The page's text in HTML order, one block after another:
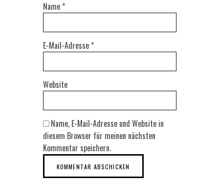
Name *
E-Mail-Adresse *
Website
Name, E-Mail-Adresse und Website in
diesem Browser für meinen nächsten
Kommentar speichern.